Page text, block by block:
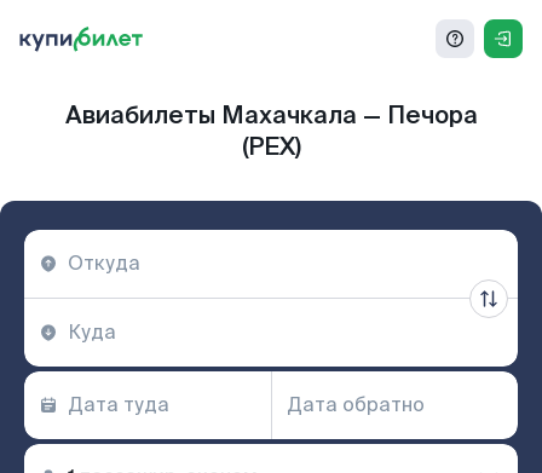
Авиабилеты Махачкала — Печора
(PEX)